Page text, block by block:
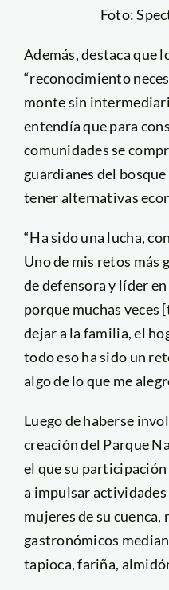
Foto:
Además, destaca que
“reconocimiento
monte sin
entendía que para
comunidades se
guardianes del
tener alternativas
“Ha sido una lucha,
Uno de mis retos más
de defensora y líder
porque muchas veces
dejar a la familia, el
todo eso ha sido un
algo de lo que me
Luego de haberse
creación del Parque
el que su participación
a impulsar
mujeres de su
gastronómicos
tapioca, fariña,